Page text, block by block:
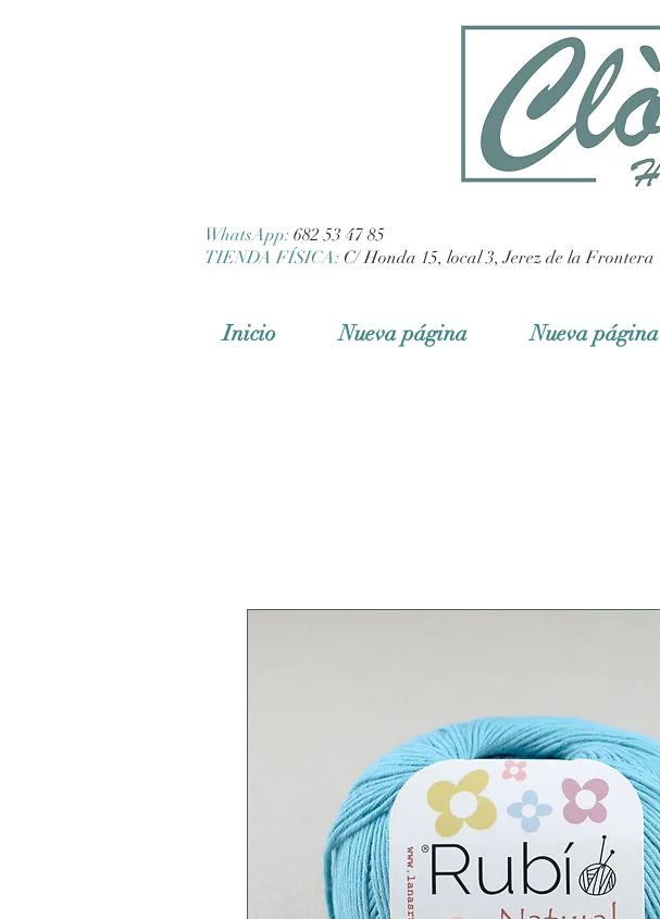
WhatsApp: 682 53 47 85
TIENDA FÍSICA: C/ Honda 15, local 3, Jerez de la Frontera
Inicio Nueva página Nueva página